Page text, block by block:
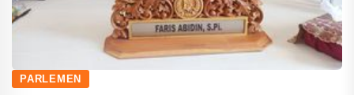
PARLEMEN